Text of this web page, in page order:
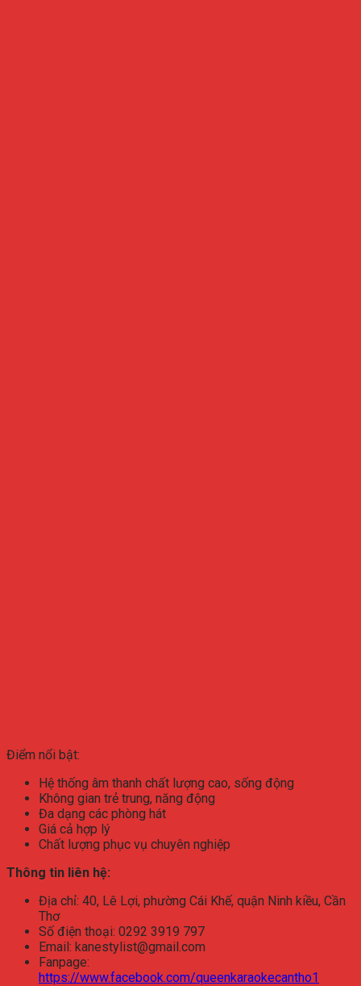
Điểm nổi bật:
Hệ thống âm thanh chất lượng cao, sống động
Không gian trẻ trung, năng động
Đa dạng các phòng hát
Giá cả hợp lý
Chất lượng phục vụ chuyên nghiệp
Thông tin liên hệ:
Địa chỉ: 40, Lê Lợi, phường Cái Khế, quận Ninh kiều, Cần
Thơ
Số điện thoại: 0292 3919 797
Email: kanestylist@gmail.com
Fanpage:
https://www.facebook.com/queenkaraokecantho1